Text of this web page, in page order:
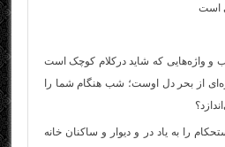
است
و واژه‌هایی که شاید درکلام کوچک است
از بحر دل اوست؛ شب هنگام شما را
را به یاد در و دیوار و ساکنان خانه